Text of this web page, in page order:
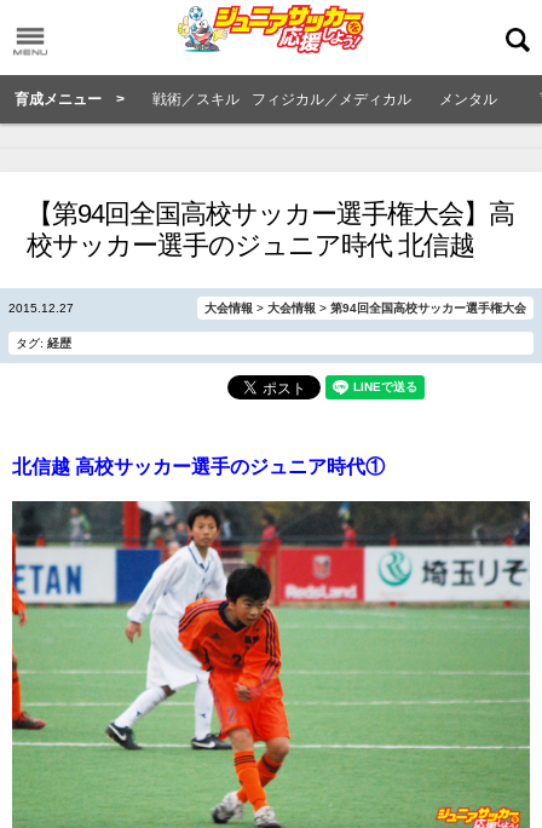
育成メニュー > 戦術／スキル フィジカル／メディカル メンタル
【第94回全国高校サッカー選手権大会】高
校サッカー選手のジュニア時代 北信越
2015.12.27 大会情報 > 大会情報 > 第94回全国高校サッカー選手権大会
タグ: 経歴
北信越 高校サッカー選手のジュニア時代①